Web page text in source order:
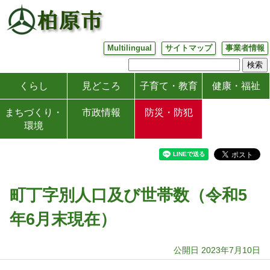
Multilingual サイトマップ 事業者情報
くらし 見どころ 子育て・教育 健康・福祉
まちづくり・
環境
市政情報 防災・防犯
町丁字別人口及び世帯数（令和5
年6月末現在）
公開日 2023年7月10日